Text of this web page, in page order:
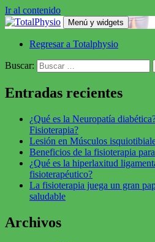
Ir al contenido
TotalPhysio
Tu salud y bienestar en nuestras manos
Menú y widgets
Regresar a Totalphysio
Buscar:
Entradas recientes
¿Qué es la Neuropatía
Fisioterapia?
Lesión en Músculos
Beneficios de la fisioterapia
¿Qué es la hiperlaxitud
fisioterapéutico?
La fisioterapia juega un gran
saludable
Archivos